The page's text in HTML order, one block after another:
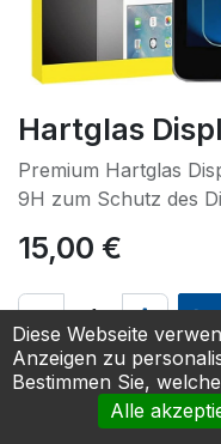
Hartglas
Premium Hartglas
9H zum Schutz des
15,00 €
Zur Anfrage
Diese Webseite
Anzeigen zu
Bestimmen Sie,
Alle